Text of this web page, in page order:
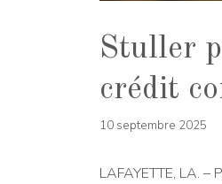
Stuller
crédit
10 septembre 2025
LAFAYETTE, LA.